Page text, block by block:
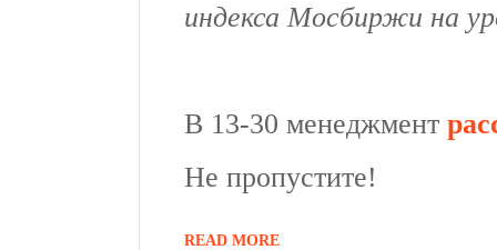
индекса Мосбиржи на
В 13-30 менеджмент
Не пропустите!
READ MORE